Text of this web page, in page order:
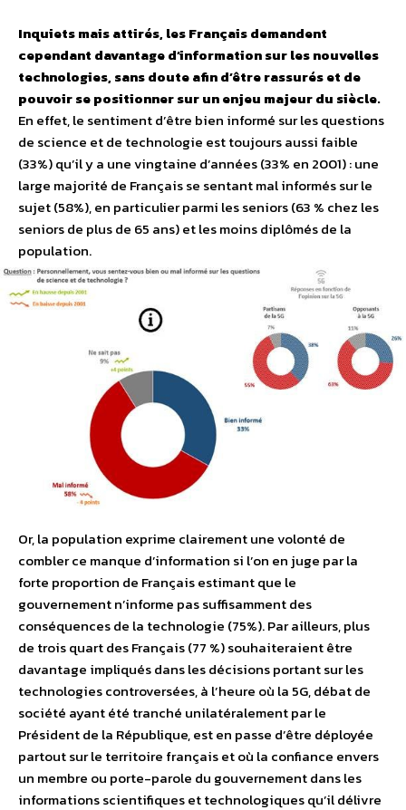
Inquiets mais attirés, les Français demandent
cependant davantage d’information sur les nouvelles
technologies, sans doute afin d’être rassurés et de
pouvoir se positionner sur un enjeu majeur du siècle.
En effet, le sentiment d’être bien informé sur les questions
de science et de technologie est toujours aussi faible
(33%) qu’il y a une vingtaine d’années (33% en 2001) : une
large majorité de Français se sentant mal informés sur le
sujet (58%), en particulier parmi les seniors (63 % chez les
seniors de plus de 65 ans) et les moins diplômés de la
population.
Or, la population exprime clairement une volonté de
combler ce manque d’information si l’on en juge par la
forte proportion de Français estimant que le
gouvernement n’informe pas suffisamment des
conséquences de la technologie (75%). Par ailleurs, plus
de trois quart des Français (77 %) souhaiteraient être
davantage impliqués dans les décisions portant sur les
technologies controversées, à l’heure où la 5G, débat de
société ayant été tranché unilatéralement par le
Président de la République, est en passe d’être déployée
partout sur le territoire français et où la confiance envers
un membre ou porte-parole du gouvernement dans les
informations scientifiques et technologiques qu’il délivre